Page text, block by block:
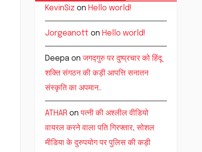
KevinSiz on Hello world!
Jorgeanott on Hello world!
Deepaonजगद्गुरु पर दुष्प्रचार को हिंदू
शक्ति संगठन की कड़ी आपत्ति सनातन
संस्कृति का अपमान..
ATHAR onपत्नी की अश्लील वीडियो
वायरल करने वाला पति गिरफ्तार, सोशल
मीडिया के दुरुपयोग पर पुलिस की कड़ी